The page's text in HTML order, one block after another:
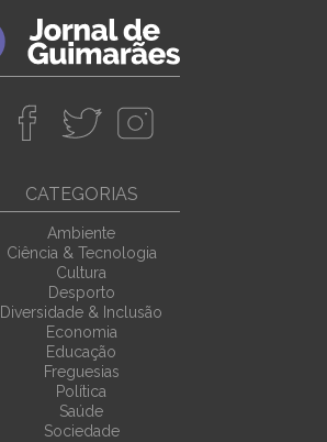
CATEGORIAS
Ambiente
Ciência & Tecnologia
Cultura
Desporto
Diversidade & Inclusão
Economia
Educação
Freguesias
Política
Saúde
Sociedade